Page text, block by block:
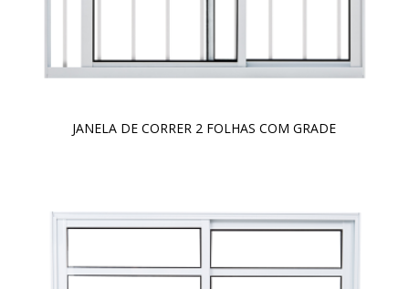
JANELA DE CORRER 2 FOLHAS COM GRADE